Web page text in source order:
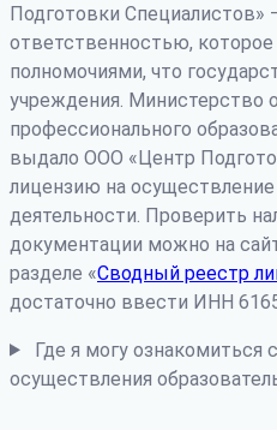
Подготовки Специалистов»
ответственностью,
полномочиями, что
учреждения. Министерство
профессионального
выдало ООО «Центр
лицензию на осуществление
деятельности. Проверить
документации можно на
разделе «Сводный реестр
достаточно ввести ИНН
Где я могу ознакомиться
осуществления